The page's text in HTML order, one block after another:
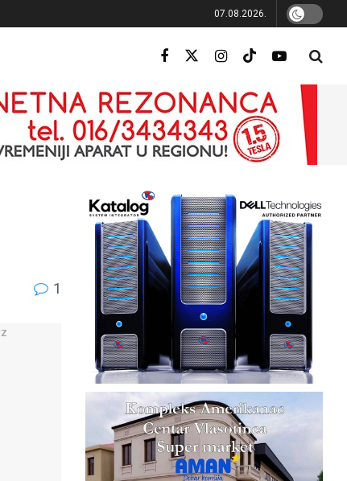
07.08.2026.
1